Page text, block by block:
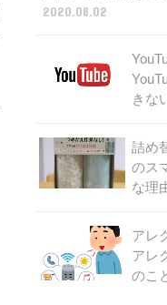
2020.08.02
きな
詰め
のス
な理
アレ
アレ
のこ